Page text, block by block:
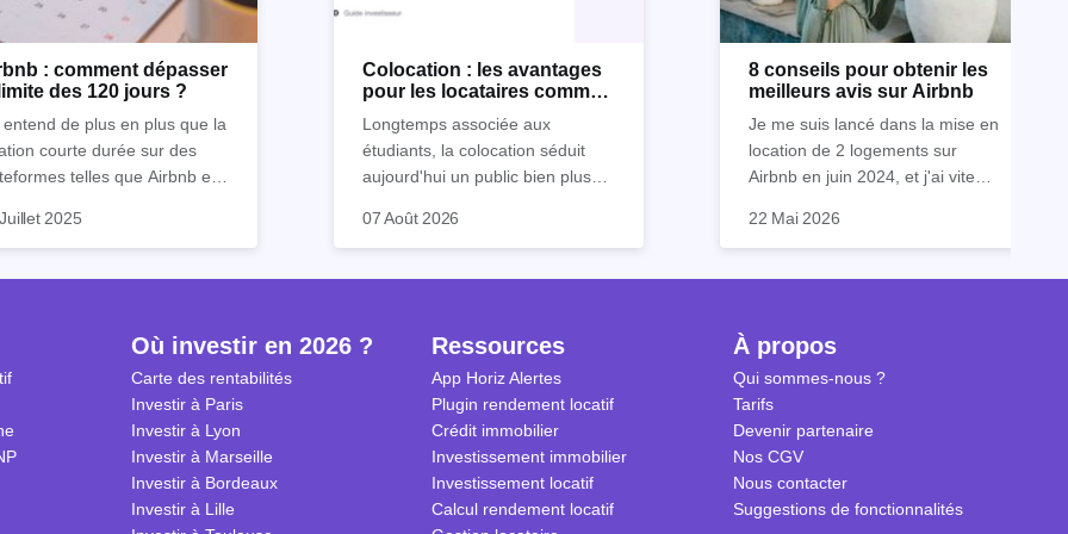
: comment dépasser
des 120 jours ?
entend de plus en plus que la
courte durée sur des
telles que Airbnb est
Mais chez Horiz,
reçues sur l’immobilier.
donc explorer dans cet
pour louer sur Airbnb
ne pas être inquiété par
réglementations.
préparez-vous à
vos rendements sur
tout en respectant les
du jeu !
2025
Colocation : les avantages
pour les locataires comme
Longtemps associée aux
étudiants, la colocation séduit
aujourd'hui un public bien plus
en mobilité professionnelle,
seniors. Pour un investisseur,
locatives les plus rentables, à
condition d'en accepter les
contraintes de gestion.
avant de se lancer : le cadre
2026, et surtout les limites réelles
07 Août 2026
8 conseils pour obtenir les
meilleurs avis sur Airbnb
Je me suis lancé dans la mise en
location de 2 logements sur
Airbnb en juin 2024, et j'ai vite
d'excellents avis réside dans un
exceptionnels, une
différence.
mes meilleurs conseils pour
de la part de vos invités. Ces
que j'ai pu observer en discutant
avec d'autres hôtes de la
communauté Airbnb.
22 Mai 2026
Où investir en 2026 ?
Carte des rentabilités
Investir à Paris
Investir à Lyon
Investir à Marseille
Investir à Bordeaux
Investir à Lille
Ressources
App Horiz Alertes
Plugin rendement locatif
Crédit immobilier
Investissement immobilier
Investissement locatif
Calcul rendement locatif
À propos
Qui sommes-nous ?
Tarifs
Devenir partenaire
Nos CGV
Nous contacter
Suggestions de fonctionnalités